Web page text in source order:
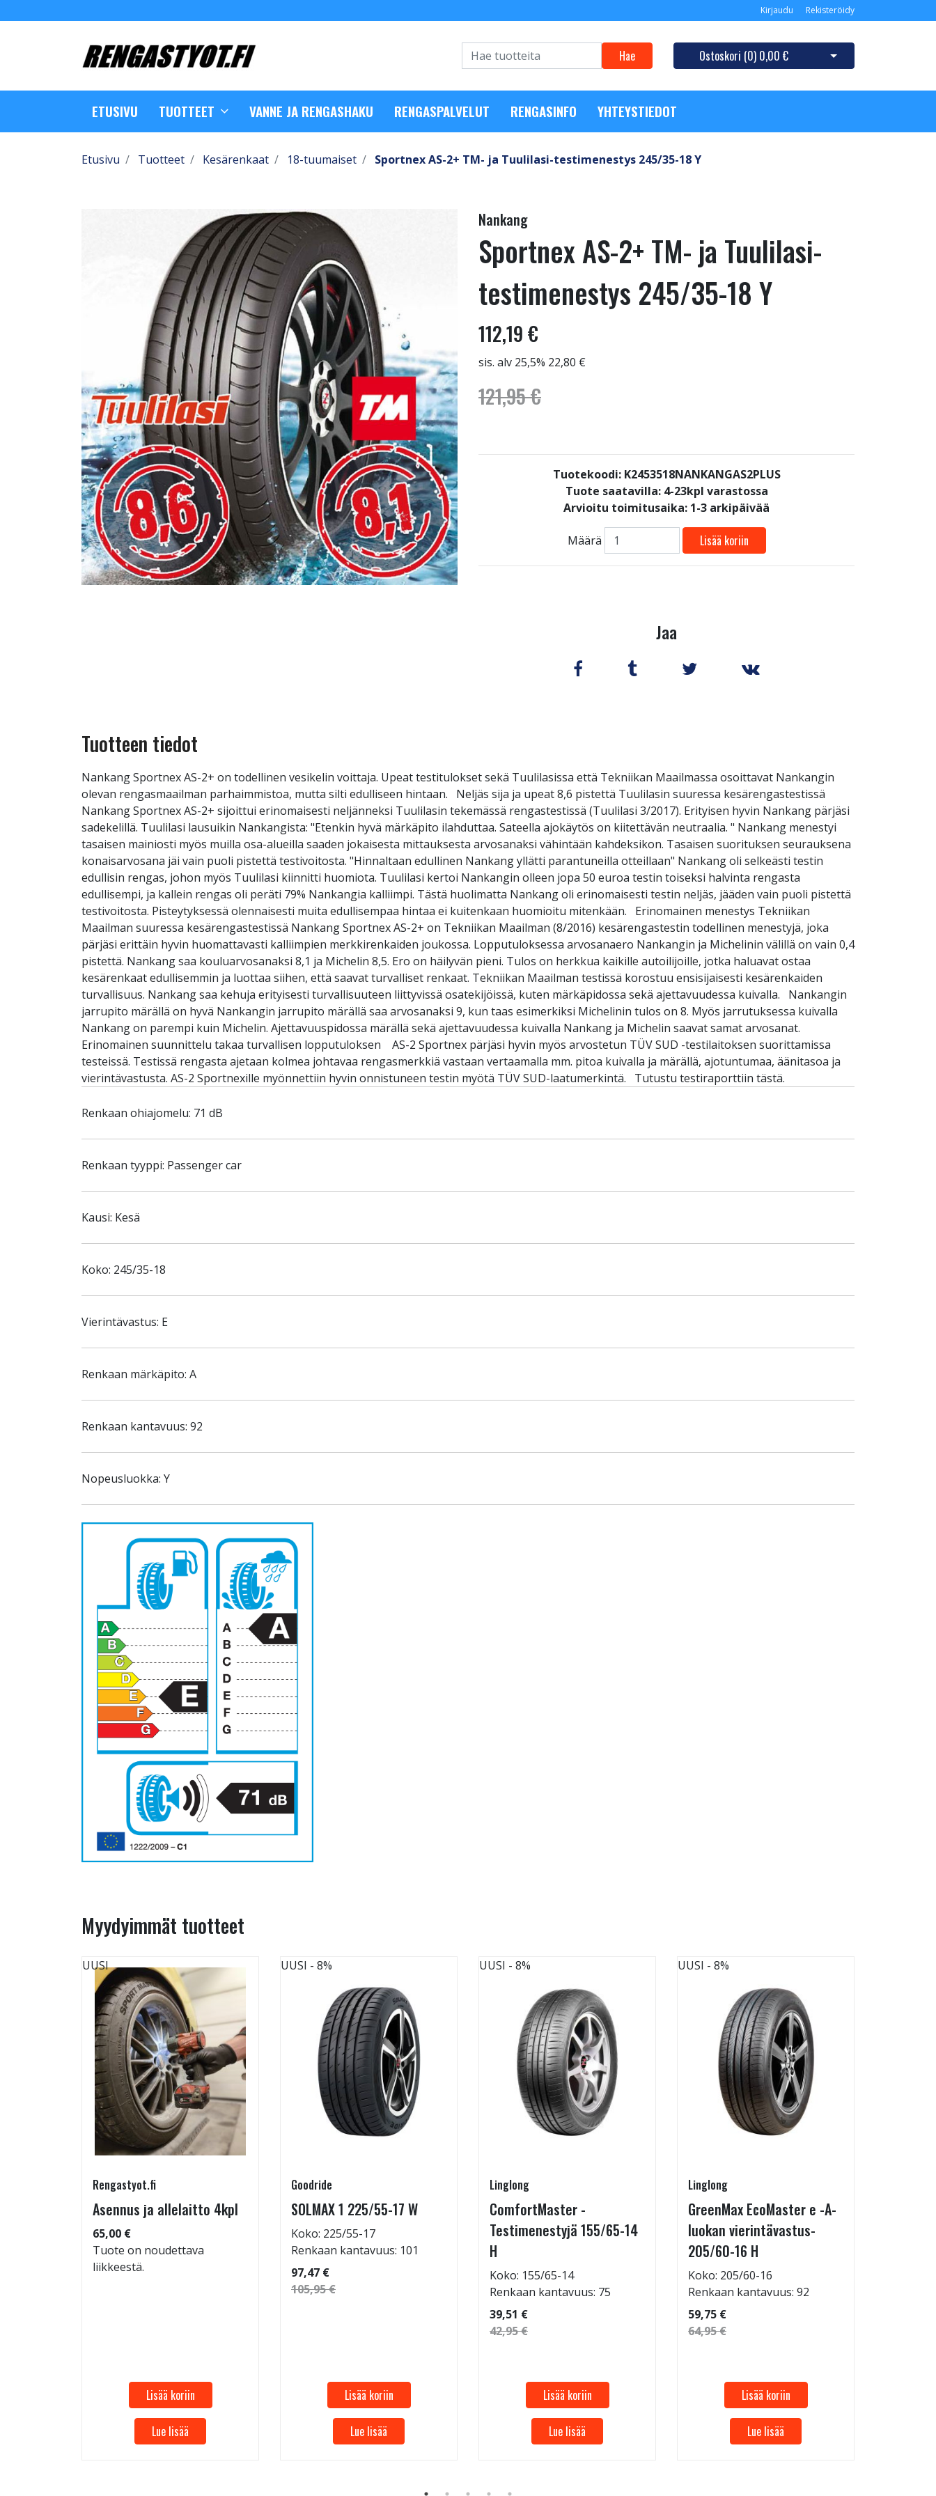
Kirjaudu Rekisteröidy
Hae Ostoskori (0) 0,00 € Avaa ostoskori
ETUSIVU TUOTTEET VANNE JA RENGASHAKU RENGASPALVELUT RENGASINFO YHTEYSTIEDOT
Etusivu Tuotteet Kesärenkaat 18-tuumaiset Sportnex AS-2+ TM- ja Tuulilasi-testimenestys 245/35-18 Y
Nankang
Sportnex AS-2+ TM- ja Tuulilasi-
testimenestys 245/35-18 Y
112,19 €
sis. alv 25,5% 22,80 €
121,95 €
Tuotekoodi: K2453518NANKANGAS2PLUS
Tuote saatavilla: 4-23kpl varastossa
Arvioitu toimitusaika: 1-3 arkipäivää
Määrä Lisää koriin
Jaa
Tuotteen tiedot
Nankang Sportnex AS-2+ on todellinen vesikelin voittaja. Upeat testitulokset sekä Tuulilasissa että Tekniikan Maailmassa osoittavat Nankangin
olevan rengasmaailman parhaimmistoa, mutta silti edulliseen hintaan. Neljäs sija ja upeat 8,6 pistettä Tuulilasin suuressa kesärengastestissä
Nankang Sportnex AS-2+ sijoittui erinomaisesti neljänneksi Tuulilasin tekemässä rengastestissä (Tuulilasi 3/2017). Erityisen hyvin Nankang pärjäsi
sadekelillä. Tuulilasi lausuikin Nankangista: "Etenkin hyvä märkäpito ilahduttaa. Sateella ajokäytös on kiitettävän neutraalia. " Nankang menestyi
tasaisen mainiosti myös muilla osa-alueilla saaden jokaisesta mittauksesta arvosanaksi vähintään kahdeksikon. Tasaisen suorituksen seurauksena
konaisarvosana jäi vain puoli pistettä testivoitosta. "Hinnaltaan edullinen Nankang yllätti parantuneilla otteillaan" Nankang oli selkeästi testin
edullisin rengas, johon myös Tuulilasi kiinnitti huomiota. Tuulilasi kertoi Nankangin olleen jopa 50 euroa testin toiseksi halvinta rengasta
edullisempi, ja kallein rengas oli peräti 79% Nankangia kalliimpi. Tästä huolimatta Nankang oli erinomaisesti testin neljäs, jääden vain puoli pistettä
testivoitosta. Pisteytyksessä olennaisesti muita edullisempaa hintaa ei kuitenkaan huomioitu mitenkään. Erinomainen menestys Tekniikan
Maailman suuressa kesärengastestissä Nankang Sportnex AS-2+ on Tekniikan Maailman (8/2016) kesärengastestin todellinen menestyjä, joka
pärjäsi erittäin hyvin huomattavasti kalliimpien merkkirenkaiden joukossa. Lopputuloksessa arvosanaero Nankangin ja Michelinin välillä on vain 0,4
pistettä. Nankang saa kouluarvosanaksi 8,1 ja Michelin 8,5. Ero on häilyvän pieni. Tulos on herkkua kaikille autoilijoille, jotka haluavat ostaa
kesärenkaat edullisemmin ja luottaa siihen, että saavat turvalliset renkaat. Tekniikan Maailman testissä korostuu ensisijaisesti kesärenkaiden
turvallisuus. Nankang saa kehuja erityisesti turvallisuuteen liittyvissä osatekijöissä, kuten märkäpidossa sekä ajettavuudessa kuivalla. Nankangin
jarrupito märällä on hyvä Nankangin jarrupito märällä saa arvosanaksi 9, kun taas esimerkiksi Michelinin tulos on 8. Myös jarrutuksessa kuivalla
Nankang on parempi kuin Michelin. Ajettavuuspidossa märällä sekä ajettavuudessa kuivalla Nankang ja Michelin saavat samat arvosanat.
Erinomainen suunnittelu takaa turvallisen lopputuloksen AS-2 Sportnex pärjäsi hyvin myös arvostetun TÜV SUD -testilaitoksen suorittamissa
testeissä. Testissä rengasta ajetaan kolmea johtavaa rengasmerkkiä vastaan vertaamalla mm. pitoa kuivalla ja märällä, ajotuntumaa, äänitasoa ja
vierintävastusta. AS-2 Sportnexille myönnettiin hyvin onnistuneen testin myötä TÜV SUD-laatumerkintä. Tutustu testiraporttiin tästä.
Renkaan ohiajomelu: 71 dB
Renkaan tyyppi: Passenger car
Kausi: Kesä
Koko: 245/35-18
Vierintävastus: E
Renkaan märkäpito: A
Renkaan kantavuus: 92
Nopeusluokka: Y
Myydyimmät tuotteet
UUSI
Rengastyot.fi
Asennus ja allelaitto 4kpl
65,00 €
Tuote on noudettava
liikkeestä.
Lisää koriin
Lue lisää
UUSI - 8%
Goodride
SOLMAX 1 225/55-17 W
Koko: 225/55-17
Renkaan kantavuus: 101
97,47 €
105,95 €
Lisää koriin
Lue lisää
UUSI - 8%
Linglong
ComfortMaster -
Testimenestyjä 155/65-14
H
Koko: 155/65-14
Renkaan kantavuus: 75
39,51 €
42,95 €
Lisää koriin
Lue lisää
UUSI - 8%
Linglong
GreenMax EcoMaster e -A-
luokan vierintävastus-
205/60-16 H
Koko: 205/60-16
Renkaan kantavuus: 92
59,75 €
64,95 €
Lisää koriin
Lue lisää